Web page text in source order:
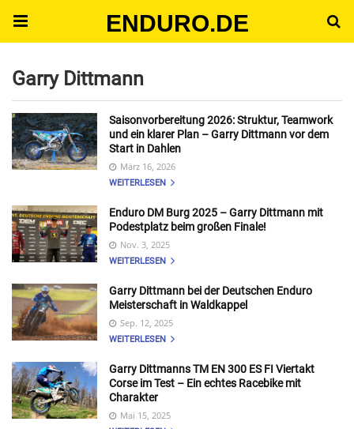
ENDURO.DE
Garry Dittmann
Saisonvorbereitung 2026: Struktur, Teamwork
und ein klarer Plan – Garry Dittmann vor dem
Start in Dahlen
März 16, 2026
WEITERLESEN
Enduro DM Burg 2025 – Garry Dittmann mit
Podestplatz beim großen Finale!
Nov. 3, 2025
WEITERLESEN
Garry Dittmann bei der Deutschen Enduro
Meisterschaft in Waldkappel
Sep. 12, 2025
WEITERLESEN
Garry Dittmanns TM EN 300 ES FI Viertakt
Corse im Test – Ein echtes Racebike mit
Charakter
Mai 15, 2025